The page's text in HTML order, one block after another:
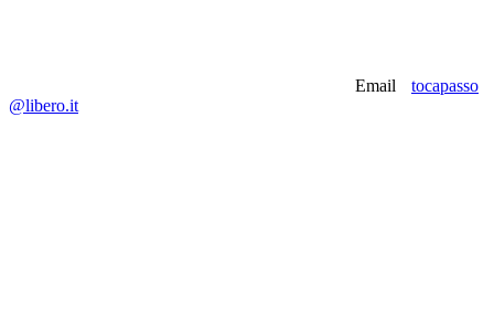
Email
tocapasso
@libero.it